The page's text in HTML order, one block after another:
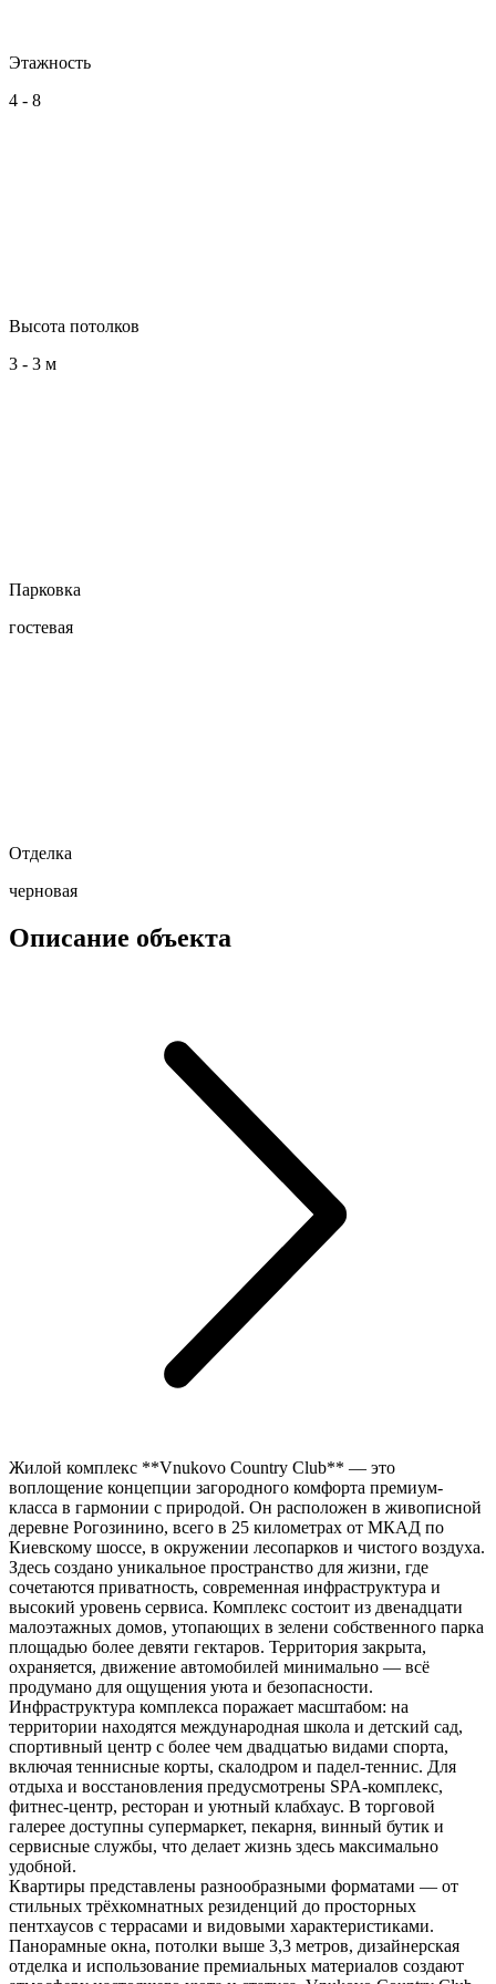
Этажность
4 - 8
Высота потолков
3 - 3 м
Парковка
гостевая
Отделка
черновая
Описание объекта
Жилой комплекс **Vnukovo Country Club** — это
воплощение концепции загородного комфорта премиум-
класса в гармонии с природой. Он расположен в живописной
деревне Рогозинино, всего в 25 километрах от МКАД по
Киевскому шоссе, в окружении лесопарков и чистого воздуха.
Здесь создано уникальное пространство для жизни, где
сочетаются приватность, современная инфраструктура и
высокий уровень сервиса. Комплекс состоит из двенадцати
малоэтажных домов, утопающих в зелени собственного парка
площадью более девяти гектаров. Территория закрыта,
охраняется, движение автомобилей минимально — всё
продумано для ощущения уюта и безопасности.
Инфраструктура комплекса поражает масштабом: на
территории находятся международная школа и детский сад,
спортивный центр с более чем двадцатью видами спорта,
включая теннисные корты, скалодром и падел-теннис. Для
отдыха и восстановления предусмотрены SPA-комплекс,
фитнес-центр, ресторан и уютный клабхаус. В торговой
галерее доступны супермаркет, пекарня, винный бутик и
сервисные службы, что делает жизнь здесь максимально
удобной.
Квартиры представлены разнообразными форматами — от
стильных трёхкомнатных резиденций до просторных
пентхаусов с террасами и видовыми характеристиками.
Панорамные окна, потолки выше 3,3 метров, дизайнерская
отделка и использование премиальных материалов создают